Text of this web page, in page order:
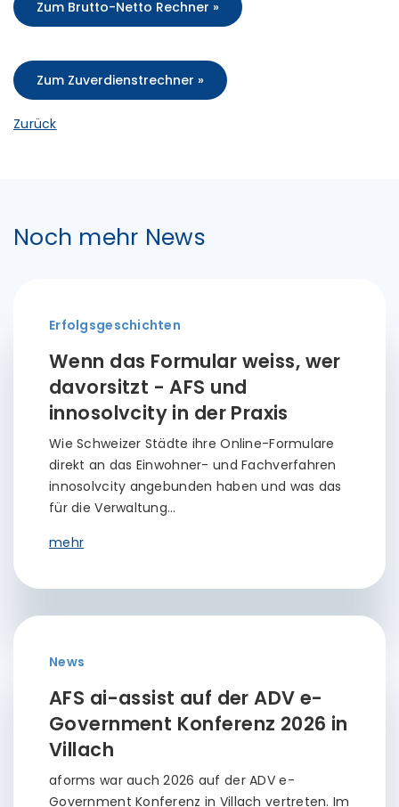
Zum Brutto-Netto Rechner »
Zum Zuverdienstrechner »
Zurück
Noch mehr News
Erfolgsgeschichten
Wenn das Formular weiss, wer
davorsitzt - AFS und
innosolvcity in der Praxis
Wie Schweizer Städte ihre Online-Formulare
direkt an das Einwohner- und Fachverfahren
innosolvcity angebunden haben und was das
für die Verwaltung…
mehr
News
AFS ai-assist auf der ADV e-
Government Konferenz 2026 in
Villach
aforms war auch 2026 auf der ADV e-
Government Konferenz in Villach vertreten. Im